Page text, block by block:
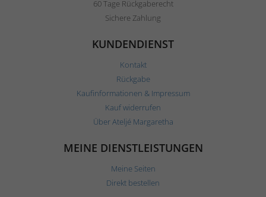
60 Tage Rückgaberecht
Sichere Zahlung
KUNDENDIENST
Kontakt
Rückgabe
Kaufinformationen & Impressum
Kauf widerrufen
Über Ateljé Margaretha
MEINE DIENSTLEISTUNGEN
Meine Seiten
Direkt bestellen